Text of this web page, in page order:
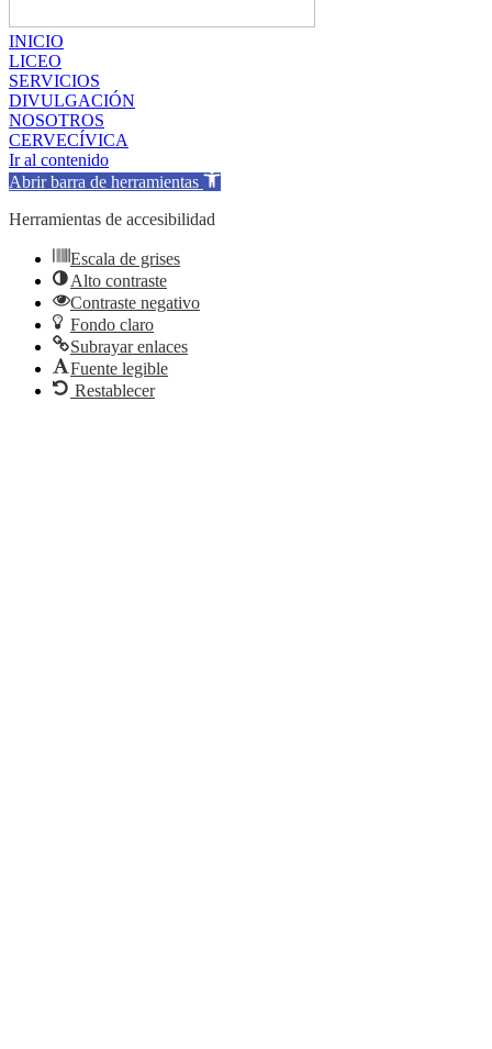
INICIO
LICEO
SERVICIOS
DIVULGACIÓN
NOSOTROS
CERVECÍVICA
Ir al contenido
Abrir barra de herramientas
Herramientas de accesibilidad
Escala de grises
Alto contraste
Contraste negativo
Fondo claro
Subrayar enlaces
Fuente legible
Restablecer